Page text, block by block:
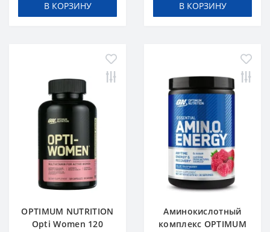
В КОРЗИНУ В КОРЗИНУ
OPTIMUM NUTRITION
Opti Women 120
Аминокислотный
комплекс OPTIMUM